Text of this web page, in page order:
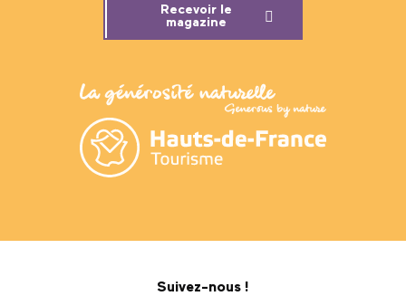
Recevoir le
magazine
Suivez-nous !